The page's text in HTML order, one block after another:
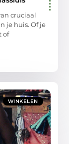
cruciaal
je huis. Of je
of
WINKELEN